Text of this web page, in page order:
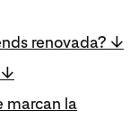
renovada? ↓
↓
marcan la